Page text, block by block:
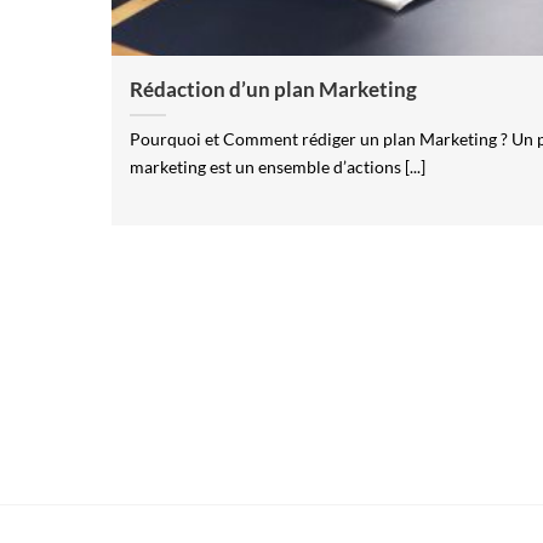
Rédaction d’un plan Marketing
Pourquoi et Comment rédiger un plan Marketing ? Un
marketing est un ensemble d’actions [...]